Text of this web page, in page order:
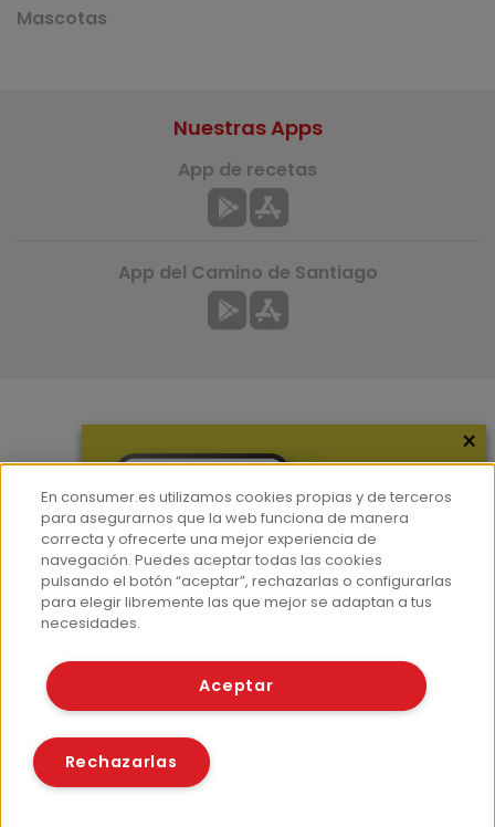
Mascotas
Hemeroteca
Contacto
Prensa
Corpus Lingüístico Consumer
Nuestras Apps
App de recetas
App del Camino de Santiago
© Fundación EROSKI
Políticas de cookies
×
En consumer.es utilizamos cookies propias y de terceros
para asegurarnos que la web funciona de manera
correcta y ofrecerte una mejor experiencia de
navegación. Puedes aceptar todas las cookies
pulsando el botón “aceptar”, rechazarlas o configurarlas
para elegir libremente las que mejor se adaptan a tus
necesidades.
Aceptar
Rechazarlas